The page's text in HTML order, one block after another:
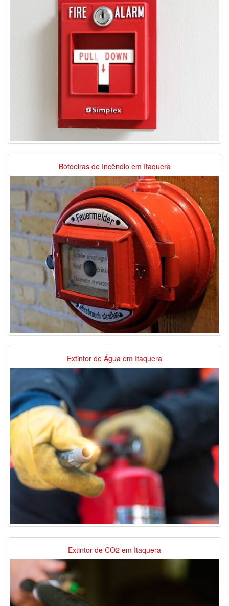
Botoeiras de Incêndio em Itaquera
Extintor de Água em Itaquera
Extintor de CO2 em Itaquera